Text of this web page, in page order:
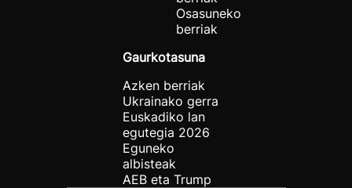
Osasuneko
berriak
Gaurkotasuna
Azken berriak
Ukrainako gerra
Euskadiko lan
egutegia 2026
Eguneko
albisteak
AEB eta Trump